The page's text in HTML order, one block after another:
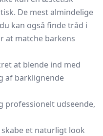
De mest almindelige
kan også finde tråd i
at matche barkens
at blende ind med
af barklignende
professionelt udseende,
et naturligt look